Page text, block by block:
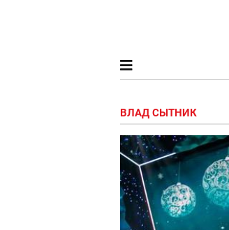
ВЛАД СЫТНИК